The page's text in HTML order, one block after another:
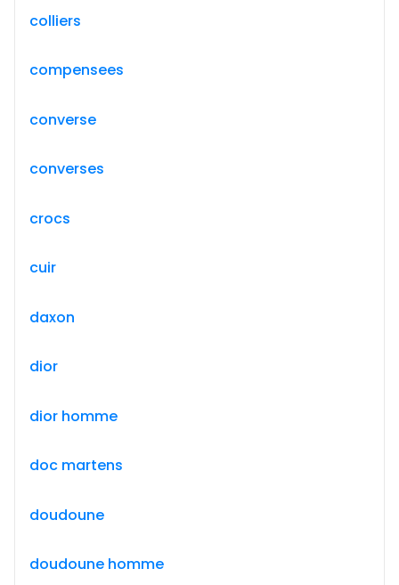
colliers
compensees
converse
converses
crocs
cuir
daxon
dior
dior homme
doc martens
doudoune
doudoune homme